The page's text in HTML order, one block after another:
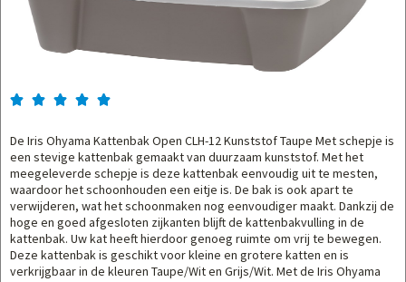
    
De Iris Ohyama Kattenbak Open CLH-12 Kunststof Taupe Met schepje is
een stevige kattenbak gemaakt van duurzaam kunststof. Met het
meegeleverde schepje is deze kattenbak eenvoudig uit te mesten,
waardoor het schoonhouden een eitje is. De bak is ook apart te
verwijderen, wat het schoonmaken nog eenvoudiger maakt. Dankzij de
hoge en goed afgesloten zijkanten blijft de kattenbakvulling in de
kattenbak. Uw kat heeft hierdoor genoeg ruimte om vrij te bewegen.
Deze kattenbak is geschikt voor kleine en grotere katten en is
verkrijgbaar in de kleuren Taupe/Wit en Grijs/Wit. Met de Iris Ohyama